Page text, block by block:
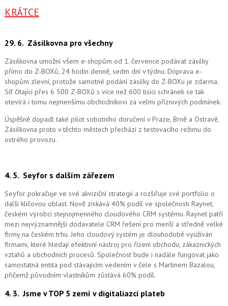
KRÁTCE
29. 6. Zásilkovna pro všechny
Zásilkovna umožní všem e-shopům od 1. července podávat zásilky
přímo do Z-BOXů, 24 hodin denně, sedm dní v týdnu. Doprava e-
shopům zlevní, protože samotné podání zásilky do Z-BOXu je zdarma.
Síť čítající přes 6 500 Z-BOXů s více než 600 tisíci schránek se tak
otevírá i tomu nejmenšímu obchodníkovi za velmi příznivých podmínek.
Úspěšně dopadl také pilot sobotního doručení v Praze, Brně a Ostravě,
Zásilkovna proto v těchto městech přechází z testovacího režimu do
ostrého provozu.
4. 5. Seyfor s dalším zářezem
Seyfor pokračuje ve své akviziční strategii a rozšiřuje své portfolio o
další klíčovou oblast. Nově získává 40% podíl ve společnosti Raynet,
českém výrobci stejnojmenného cloudového CRM systému. Raynet patří
mezi nejvýznamnější dodavatele CRM řešení pro menší a středně velké
firmy na českém trhu. Jeho cloudový systém je dlouhodobě využíván
firmami, které hledají efektivní nástroj pro řízení obchodu, zákaznických
vztahů a obchodních procesů. Společnost bude i nadále fungovat jako
samostatná entita pod stávajícím vedením v čele s Martinem Bazalou,
přičemž původním vlastníkům zůstává 60% podíl.
4. 3.Jsme v TOP 5 zemí v digitaliazci plateb